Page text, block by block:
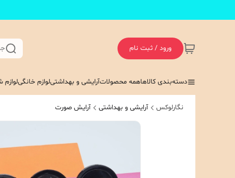
ورود / ثبت نام
دسته‌بندی کالاهاهمه محصولاتآرایشی و بهداشتیلوازم خانگی
نگارلوکس آرایشی و بهداشتی آرایش صورت